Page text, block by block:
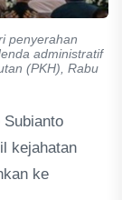
penyerahan
administratif
(PKH), Rabu
kejahatan
ke